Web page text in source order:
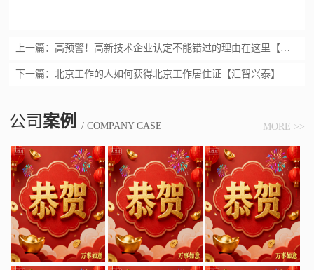
上一篇： 高预警！高新技术企业认定不能错过的理由在这里【汇智兴泰】
下一篇： 北京工作的人如何获得北京工作居住证【汇智兴泰】
公司案例 / COMPANY CASE MORE >>